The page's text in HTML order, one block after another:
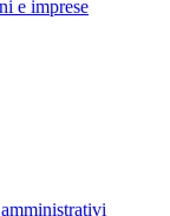
e imprese